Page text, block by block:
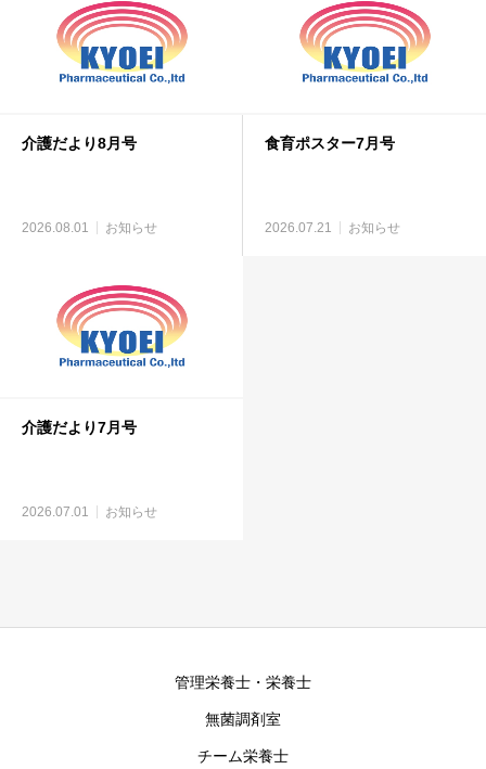
介護だより8月号
2026.08.01 お知らせ
食育ポスター7月号
2026.07.21 お知らせ
介護だより7月号
2026.07.01 お知らせ
管理栄養士・栄養士
無菌調剤室
チーム栄養士